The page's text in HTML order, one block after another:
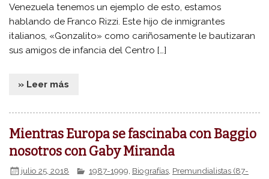
Venezuela tenemos un ejemplo de esto, estamos
hablando de Franco Rizzi. Este hijo de inmigrantes
italianos, «Gonzalito» como cariñosamente le bautizaran
sus amigos de infancia del Centro […]
» Leer más
Mientras Europa se fascinaba con Baggio
nosotros con Gaby Miranda
julio 25, 2018 1987-1999 Biografías Premundialistas (87-